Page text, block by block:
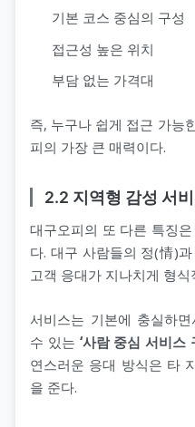
기본 코스 중심의 구성
접근성 높은 위치
부담 없는 가격대
즉, 누구나 쉽게 접근 가능
피의 가장 큰 매력이다.
2.2 지역형 감성 서
대구오피의 또 다른 특징
다. 대구 사람들의 정(情)
고객 응대가 지나치게 형
서비스는 기본에 충실하
수 있는 ‘사람 중심 서비스
연스러운 응대 방식은 타
을 준다.